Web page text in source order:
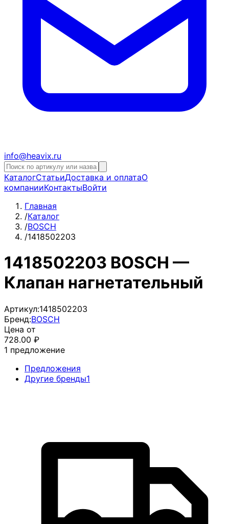
info@heavix.ru
КаталогСтатьиДоставка и оплатаО
компанииКонтактыВойти
Главная
/Каталог
/BOSCH
/1418502203
1418502203 BOSCH —
Клапан нагнетательный
Артикул:1418502203
Бренд:BOSCH
Цена от
728.00 ₽
1 предложение
Предложения
Другие бренды1